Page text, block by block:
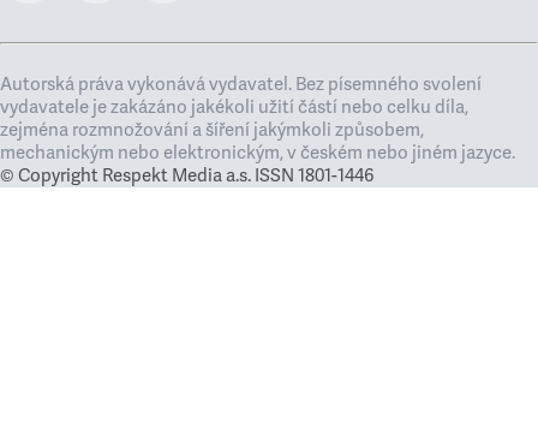
Autorská práva vykonává vydavatel. Bez písemného svolení
vydavatele je zakázáno jakékoli užití částí nebo celku díla,
zejména rozmnožování a šíření jakýmkoli způsobem,
mechanickým nebo elektronickým, v českém nebo jiném jazyce.
© Copyright Respekt Media a.s. ISSN 1801-1446